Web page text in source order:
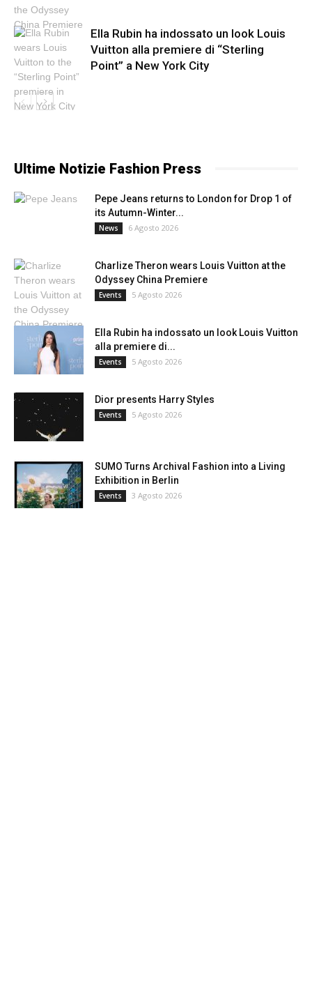
Ella Rubin ha indossato un look Louis
Vuitton alla premiere di “Sterling
Point” a New York City
Ultime Notizie Fashion Press
Pepe Jeans returns to London for Drop 1 of
its Autumn-Winter...
News 6 Agosto 2026
Charlize Theron wears Louis Vuitton at the
Odyssey China Premiere
Events 5 Agosto 2026
Ella Rubin ha indossato un look Louis Vuitton
alla premiere di...
Events 5 Agosto 2026
Dior presents Harry Styles
Events 5 Agosto 2026
SUMO Turns Archival Fashion into a Living
Exhibition in Berlin
Events 3 Agosto 2026